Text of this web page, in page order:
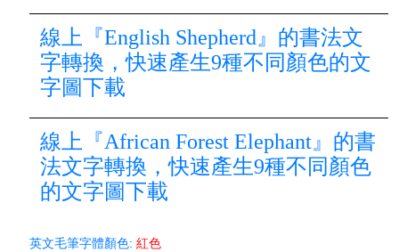
線上『English Shepherd』的書法文
字轉換，快速產生9種不同顏色的文
字圖下載
線上『African Forest Elephant』的書
法文字轉換，快速產生9種不同顏色
的文字圖下載
英文毛筆字體顏色:紅色